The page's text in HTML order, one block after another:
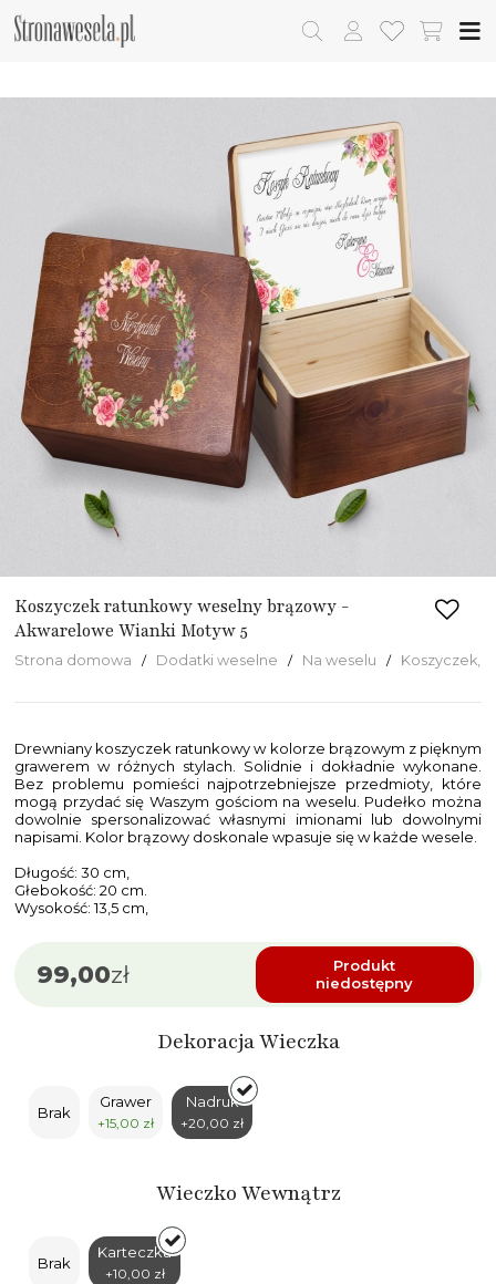
Koszyczek ratunkowy weselny brązowy -
Akwarelowe Wianki Motyw 5
Strona domowa Dodatki weselne Na weselu Koszyczek,
Drewniany koszyczek ratunkowy w kolorze brązowym z pięknym
grawerem w różnych stylach. Solidnie i dokładnie wykonane.
Bez problemu pomieści najpotrzebniejsze przedmioty, które
mogą przydać się Waszym gościom na weselu. Pudełko można
dowolnie spersonalizować własnymi imionami lub dowolnymi
napisami. Kolor brązowy doskonale wpasuje się w każde wesele.
Długość: 30 cm,
Głebokość: 20 cm.
Wysokość: 13,5 cm,
99,00zł
Produkt
niedostępny
Dekoracja Wieczka
Brak
Grawer
+15,00 zł
Nadruk
+20,00 zł
Wieczko Wewnątrz
Brak
Karteczka
+10,00 zł